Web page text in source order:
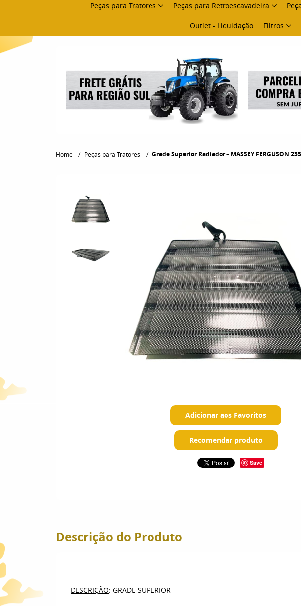
Peças para Tratores Peças para Retroescavadeira
Outlet - Liquidação Filtros
Home Peças para Tratores Grade Superior Radiador – MASSEY FERGUSON
Adicionar aos Favoritos
Recomendar produto
Save
Descrição do Produto
DESCRIÇÃO: GRADE SUPERIOR